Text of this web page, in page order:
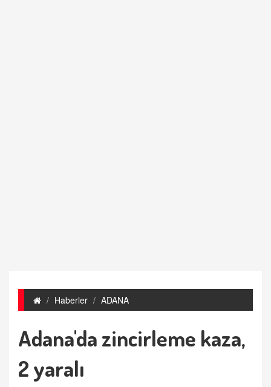
Haberler ADANA
Adana'da zincirleme kaza,
2 yaralı